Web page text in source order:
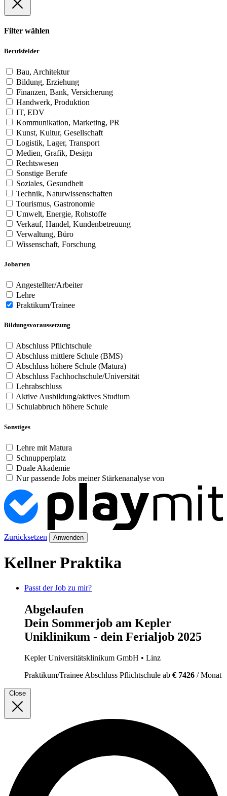
Filter wählen
Berufsfelder
Bau, Architektur
Bildung, Erziehung
Finanzen, Bank, Versicherung
Handwerk, Produktion
IT, EDV
Kommunikation, Marketing, PR
Kunst, Kultur, Gesellschaft
Logistik, Lager, Transport
Medien, Grafik, Design
Rechtswesen
Sonstige Berufe
Soziales, Gesundheit
Technik, Naturwissenschaften
Tourismus, Gastronomie
Umwelt, Energie, Rohstoffe
Verkauf, Handel, Kundenbetreuung
Verwaltung, Büro
Wissenschaft, Forschung
Jobarten
Angestellter/Arbeiter
Lehre
Praktikum/Trainee
Bildungsvoraussetzung
Abschluss Pflichtschule
Abschluss mittlere Schule (BMS)
Abschluss höhere Schule (Matura)
Abschluss Fachhochschule/Universität
Lehrabschluss
Aktive Ausbildung/aktives Studium
Schulabbruch höhere Schule
Sonstiges
Lehre mit Matura
Schnupperplatz
Duale Akademie
Nur passende Jobs meiner Stärkenanalyse von
Zurücksetzen Anwenden
Kellner Praktika
Passt der Job zu mir?
Abgelaufen
Dein Sommerjob am Kepler
Uniklinikum - dein Ferialjob 2025
Kepler Universitätsklinikum GmbH • Linz
Praktikum/TraineeAbschluss Pflichtschule ab € 7426 / Monat
Close